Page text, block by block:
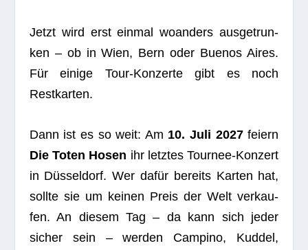
Jetzt wird erst ein­mal woan­ders aus­ge­trun­
ken – ob in Wien, Bern oder Bue­nos Aires.
Für einige Tour-Kon­zerte gibt es noch
Restkarten.
Dann ist es so weit: Am 10. Juli 2027fei­ern
Die Toten Hosen ihr letz­tes Tour­nee-Kon­zert
in Düs­sel­dorf. Wer dafür bereits Kar­ten hat,
sollte sie um kei­nen Preis der Welt ver­kau­
fen. An die­sem Tag – da kann sich jeder
sicher sein – wer­den Cam­pino, Kud­del,